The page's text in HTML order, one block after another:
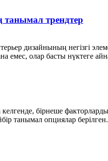
танымал трендтер
дизайнының негізгі
емес, олар басты нүктеге
бірнеше факторларды
танымал опциялар